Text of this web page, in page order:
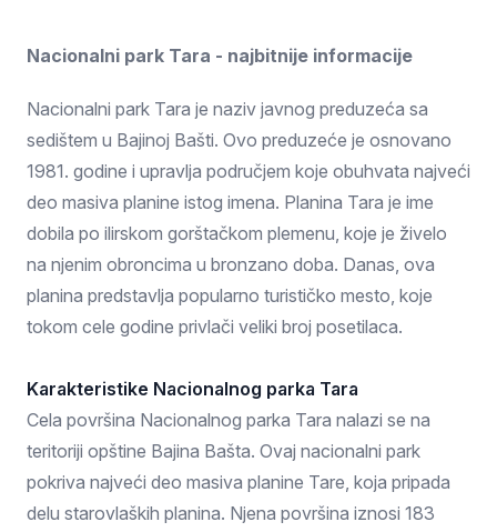
Nacionalni park Tara - najbitnije informacije
Nacionalni park Tara je naziv javnog preduzeća sa
sedištem u Bajinoj Bašti. Ovo preduzeće je osnovano
1981. godine i upravlja područjem koje obuhvata najveći
deo masiva planine istog imena. Planina Tara je ime
dobila po ilirskom gorštačkom plemenu, koje je živelo
na njenim obroncima u bronzano doba. Danas, ova
planina predstavlja popularno turističko mesto, koje
tokom cele godine privlači veliki broj posetilaca.
Karakteristike Nacionalnog parka Tara
Cela površina Nacionalnog parka Tara nalazi se na
teritoriji opštine Bajina Bašta. Ovaj nacionalni park
pokriva najveći deo masiva planine Tare, koja pripada
delu starovlaških planina. Njena površina iznosi 183